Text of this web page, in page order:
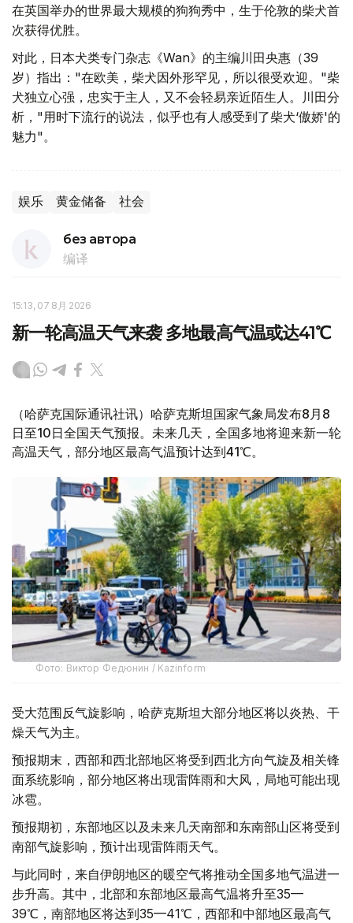
在英国举办的世界最大规模的狗狗秀中，生于伦敦的柴犬首
次获得优胜。
对此，日本犬类专门杂志《Wan》的主编川田央惠（39
岁）指出："在欧美，柴犬因外形罕见，所以很受欢迎。"柴
犬独立心强，忠实于主人，又不会轻易亲近陌生人。川田分
析，"用时下流行的说法，似乎也有人感受到了柴犬‘傲娇'的
魅力"。
娱乐 黄金储备 社会
без автора
编译
15:13, 07 8月 2026
新一轮高温天气来袭 多地最高气温或达41℃
（哈萨克国际通讯社讯）哈萨克斯坦国家气象局发布8月8
日至10日全国天气预报。未来几天，全国多地将迎来新一轮
高温天气，部分地区最高气温预计达到41℃。
Фото: Виктор Федюнин / Kazinform
受大范围反气旋影响，哈萨克斯坦大部分地区将以炎热、干
燥天气为主。
预报期末，西部和西北部地区将受到西北方向气旋及相关锋
面系统影响，部分地区将出现雷阵雨和大风，局地可能出现
冰雹。
预报期初，东部地区以及未来几天南部和东南部山区将受到
南部气旋影响，预计出现雷阵雨天气。
与此同时，来自伊朗地区的暖空气将推动全国多地气温进一
步升高。其中，北部和东部地区最高气温将升至35—
39℃，南部地区将达到35—41℃，西部和中部地区最高气